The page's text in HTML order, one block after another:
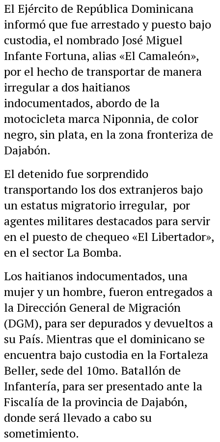
El Ejército de República Dominicana
informó que fue arrestado y puesto bajo
custodia, el nombrado José Miguel
Infante Fortuna, alias «El Camaleón»,
por el hecho de transportar de manera
irregular a dos haitianos
indocumentados, abordo de la
motocicleta marca Niponnia, de color
negro, sin plata, en la zona fronteriza de
Dajabón.
El detenido fue sorprendido
transportando los dos extranjeros bajo
un estatus migratorio irregular, por
agentes militares destacados para servir
en el puesto de chequeo «El Libertador»,
en el sector La Bomba.
Los haitianos indocumentados, una
mujer y un hombre, fueron entregados a
la Dirección General de Migración
(DGM), para ser depurados y devueltos a
su País. Mientras que el dominicano se
encuentra bajo custodia en la Fortaleza
Beller, sede del 10mo. Batallón de
Infantería, para ser presentado ante la
Fiscalía de la provincia de Dajabón,
donde será llevado a cabo su
sometimiento.